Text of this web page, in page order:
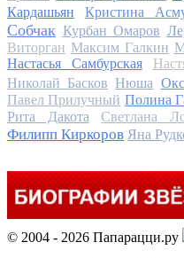
Кардашьян
Кристина
Собчак Курбан Омаров
Виторган Максим Галкин
Настасья Самбурская
Николай Басков Нюша
Павел Прилучный Полина
Рита Дакота
Светлана
Филипп Киркоров Яна
© 2004 - 2026 Папарацци.ру